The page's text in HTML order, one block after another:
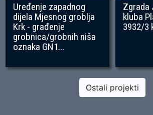
Uređenje zapadnog
dijela Mjesnog groblja
Krk - građenje
grobnica/grobnih niša
oznaka GN1...
Zgrada
kluba
3932/3
Ostali projekti